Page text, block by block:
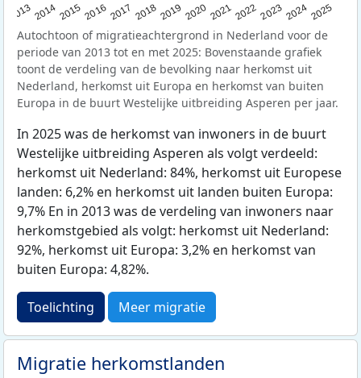
20132014201520162017 20182019 202020212022202320242025
Autochtoon of migratieachtergrond in Nederland voor de
periode van 2013 tot en met 2025: Bovenstaande grafiek
toont de verdeling van de bevolking naar herkomst uit
Nederland, herkomst uit Europa en herkomst van buiten
Europa in de buurt Westelijke uitbreiding Asperen per jaar.
In 2025 was de herkomst van inwoners in de buurt
Westelijke uitbreiding Asperen als volgt verdeeld:
herkomst uit Nederland: 84%, herkomst uit Europese
landen: 6,2% en herkomst uit landen buiten Europa:
9,7% En in 2013 was de verdeling van inwoners naar
herkomstgebied als volgt: herkomst uit Nederland:
92%, herkomst uit Europa: 3,2% en herkomst van
buiten Europa: 4,82%.
Toelichting Meer migratie
Migratie herkomstlanden